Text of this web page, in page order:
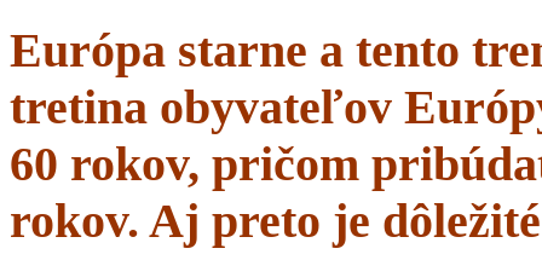
Európa starne a tento
tretina obyvateľov
60 rokov, pričom
rokov. Aj preto je